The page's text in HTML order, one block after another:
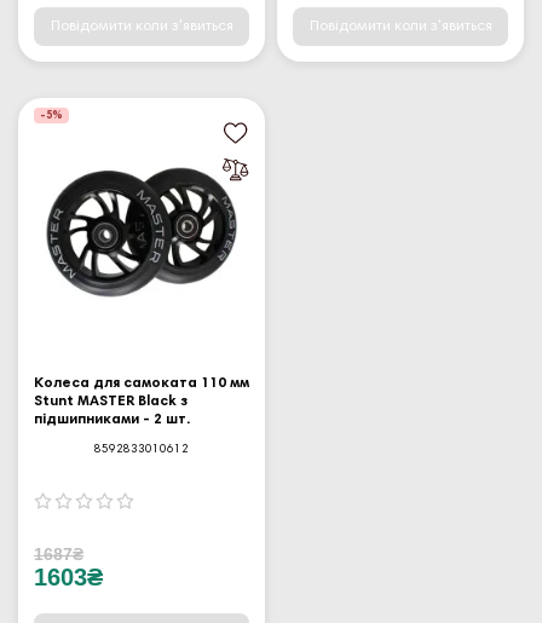
Повідомити коли з'явиться Повідомити коли з'явиться
-5%
Колеса для самоката 110 мм
Stunt MASTER Black з
підшипниками - 2 шт.
8592833010612
1687₴
1603₴